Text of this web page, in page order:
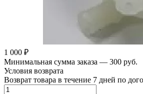
1 000 ₽
Минимальная сумма заказа — 300 руб.
Условия возврата
Возврат товара в течение 7 дней по